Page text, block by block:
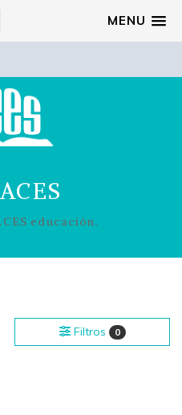
MENU
educación.
Filtros 0